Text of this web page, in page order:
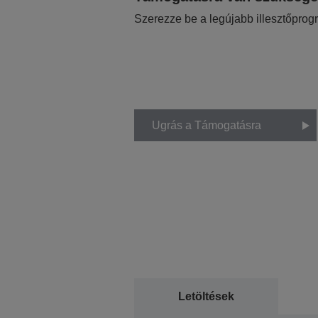
Szerezze be a legújabb
Ugrás a Támogatásra
Letöltések